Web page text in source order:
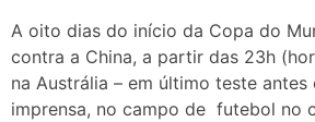
A oito dias do início da Copa do
contra a China, a partir das 23h
na Austrália – em último teste
imprensa, no campo de futebol no